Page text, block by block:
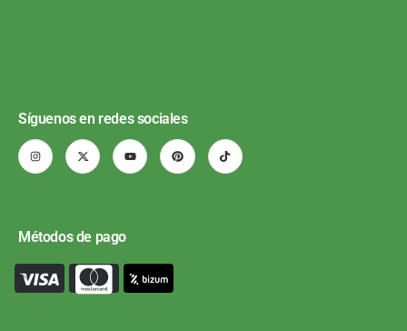
Síguenos en redes sociales
Métodos de pago